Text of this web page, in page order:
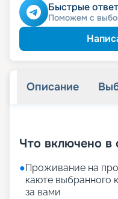
Быстрые
Поможем с
Описание
Что включено в
●Проживание на
каюте выбранного
за вами